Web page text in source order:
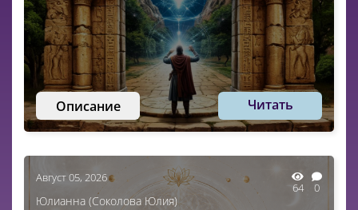
Описание Читать
Август 05, 2026
64 0
Юлианна (Соколова Юлия)